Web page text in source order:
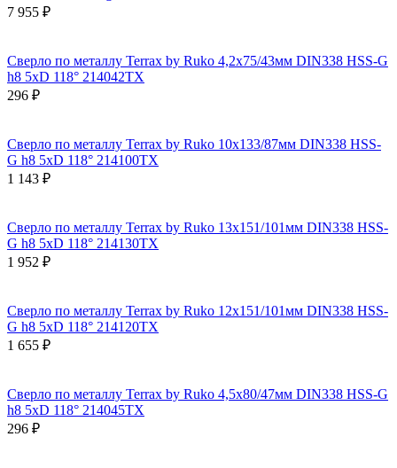
7 955 ₽
Сверло по металлу Terrax by Ruko 4,2x75/43мм DIN338 HSS-G
h8 5xD 118° 214042TX
296 ₽
Сверло по металлу Terrax by Ruko 10x133/87мм DIN338 HSS-
G h8 5xD 118° 214100TX
1 143 ₽
Сверло по металлу Terrax by Ruko 13x151/101мм DIN338 HSS-
G h8 5xD 118° 214130TX
1 952 ₽
Сверло по металлу Terrax by Ruko 12x151/101мм DIN338 HSS-
G h8 5xD 118° 214120TX
1 655 ₽
Сверло по металлу Terrax by Ruko 4,5x80/47мм DIN338 HSS-G
h8 5xD 118° 214045TX
296 ₽